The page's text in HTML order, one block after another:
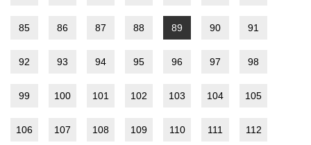
85 86 87 88 89 90 91
92 93 94 95 96 97 98
99 100 101 102 103 104 105
106 107 108 109 110 111 112